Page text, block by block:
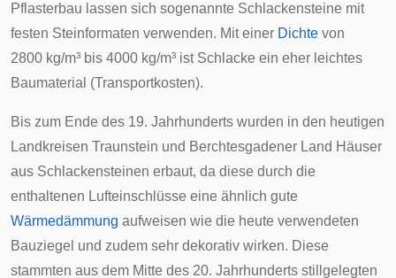
Pflasterbau lassen sich sogenannte Schlackensteine mit
festen Steinformaten verwenden. Mit einer Dichte von
2800 kg/m³ bis 4000 kg/m³ ist Schlacke ein eher leichtes
Baumaterial (Transportkosten).
Bis zum Ende des 19. Jahrhunderts wurden in den heutigen
Landkreisen Traunstein und Berchtesgadener Land Häuser
aus Schlackensteinen erbaut, da diese durch die
enthaltenen Lufteinschlüsse eine ähnlich gute
Wärmedämmung aufweisen wie die heute verwendeten
Bauziegel und zudem sehr dekorativ wirken. Diese
stammten aus dem Mitte des 20. Jahrhunderts stillgelegten